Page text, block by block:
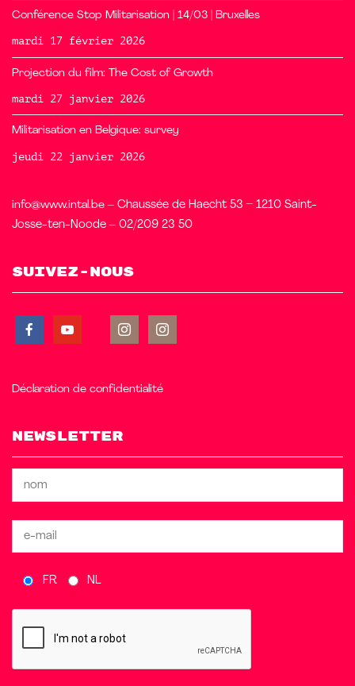
Conférence Stop Militarisation | 14/03 | Bruxelles
mardi 17 février 2026
Projection du film: The Cost of Growth
mardi 27 janvier 2026
Militarisation en Belgique: survey
jeudi 22 janvier 2026
info@www.intal.be – Chaussée de Haecht 53 – 1210 Saint-
Josse-ten-Noode – 02/209 23 50
Suivez-nous
Déclaration de confidentialité
Newsletter
FR NL